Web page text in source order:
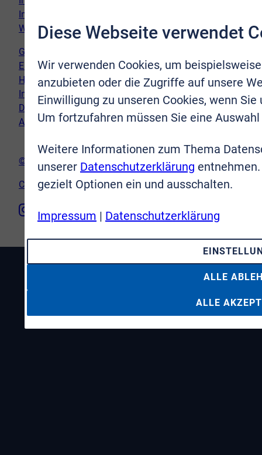
Immobilie kaufen
Wir vor Ort
Genderhinweis
Erklärung zur Barrierefreiheit
Hinweispflicht Newsletter
Impressum
Datenschutz
AGB
© VR-Immobilien Bonn Rhein-Sieg GmbH
Cookie-Einstellungen
Diese Webseite verwendet
Wir verwenden Cookies, um
anzubieten oder die Zugriffe auf unsere
Einwilligung zu unseren Cookies, wenn
Um fortzufahren müssen Sie eine
Weitere Informationen zum Thema
unserer Datenschutzerklärung
gezielt Optionen ein und ausschalten.
Impressum | Datenschutzerklärung
ALLE
ALLE